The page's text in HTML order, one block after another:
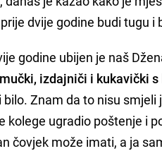
dvije godine budi tugu i
godine ubijen je naš
izdajniči i kukavički s
Znam da to nisu
kolege ugradio poštenje i
čovjek može imati, a ja